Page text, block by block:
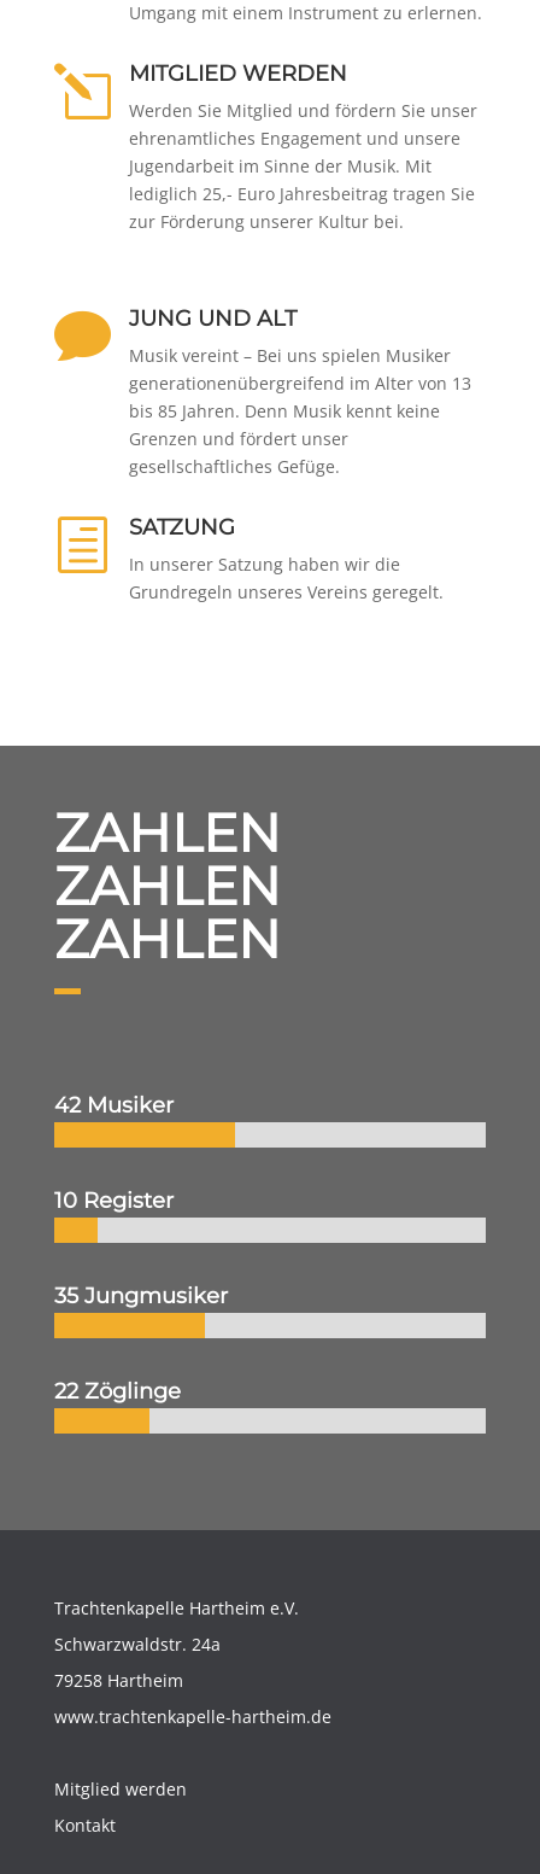
Umgang mit einem Instrument zu erlernen.
l MITGLIED WERDEN
Werden Sie Mitglied und fördern Sie unser
ehrenamtliches Engagement und unsere
Jugendarbeit im Sinne der Musik. Mit
lediglich 25,- Euro Jahresbeitrag tragen Sie
zur Förderung unserer Kultur bei.
 JUNG UND ALT
Musik vereint – Bei uns spielen Musiker
generationenübergreifend im Alter von 13
bis 85 Jahren. Denn Musik kennt keine
Grenzen und fördert unser
gesellschaftliches Gefüge.
h SATZUNG
In unserer Satzung haben wir die
Grundregeln unseres Vereins geregelt.
ZAHLEN
ZAHLEN
ZAHLEN
42 Musiker
10 Register
35 Jungmusiker
22 Zöglinge
Trachtenkapelle Hartheim e.V.
Schwarzwaldstr. 24a
79258 Hartheim
www.trachtenkapelle-hartheim.de
Mitglied werden
Kontakt